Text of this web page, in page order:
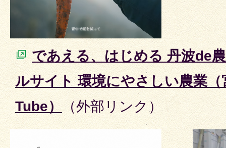
であえる、はじめる 丹波de
ルサイト 環境にやさしい農業
Tube） （外部リンク）